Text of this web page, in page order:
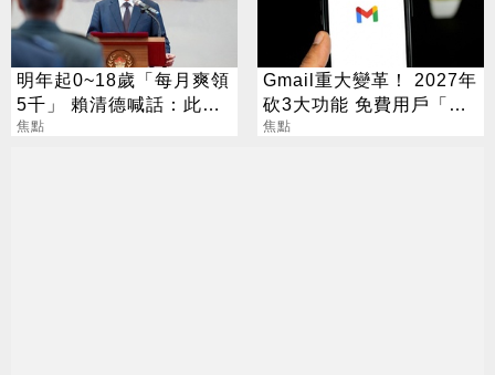
明年起0~18歲「每月爽領
5千」 賴清德喊話：此時
不生待何時
焦點
Gmail重大變革！ 2027年
砍3大功能 免費用戶「這
好康」不能用了
焦點